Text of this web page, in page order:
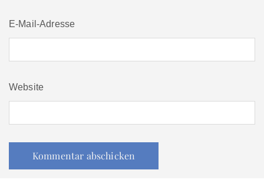
E-Mail-Adresse
Website